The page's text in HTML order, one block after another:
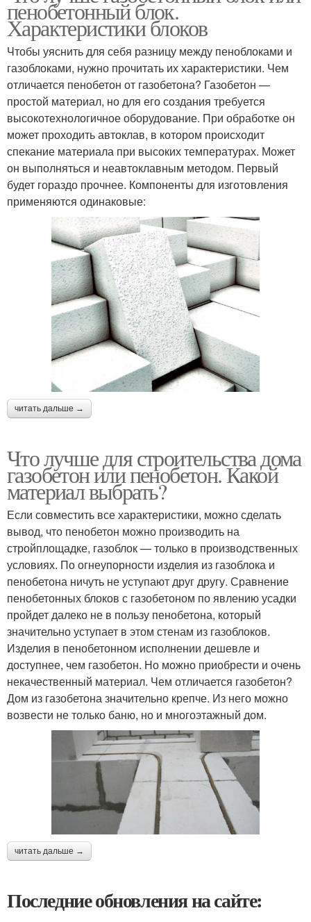
пенобетонный блок.
Характеристики блоков
Чтобы уяснить для себя разницу между пеноблоками и
газоблоками, нужно прочитать их характеристики. Чем
отличается пенобетон от газобетона? Газобетон —
простой материал, но для его создания требуется
высокотехнологичное оборудование. При обработке он
может проходить автоклав, в котором происходит
спекание материала при высоких температурах. Может
он выполняться и неавтоклавным методом. Первый
будет гораздо прочнее. Компоненты для изготовления
применяются одинаковые:
читать дальше →
Что лучше для строительства дома
газобетон или пенобетон. Какой
материал выбрать?
Если совместить все характеристики, можно сделать
вывод, что пенобетон можно производить на
стройплощадке, газоблок — только в производственных
условиях. По огнеупорности изделия из газоблока и
пенобетона ничуть не уступают друг другу. Сравнение
пенобетонных блоков с газобетоном по явлению усадки
пройдет далеко не в пользу пенобетона, который
значительно уступает в этом стенам из газоблоков.
Изделия в пенобетонном исполнении дешевле и
доступнее, чем газобетон. Но можно приобрести и очень
некачественный материал. Чем отличается газобетон?
Дом из газобетона значительно крепче. Из него можно
возвести не только баню, но и многоэтажный дом.
читать дальше →
Последние обновления на сайте: